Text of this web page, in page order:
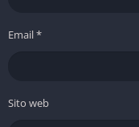
Email*
Sito web